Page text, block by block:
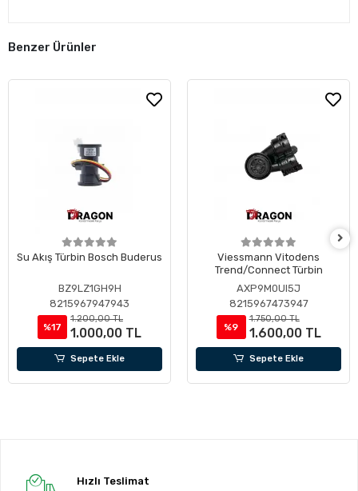
Benzer Ürünler
Su Akış Türbin Bosch Buderus
BZ9LZ1GH9H
8215967947943
%17
1.200,00 TL
1.000,00 TL
Sepete Ekle
Viessmann Vitodens
Trend/Connect Türbin
AXP9M0UI5J
8215967473947
%9
1.750,00 TL
1.600,00 TL
Sepete Ekle
Hızlı Teslimat